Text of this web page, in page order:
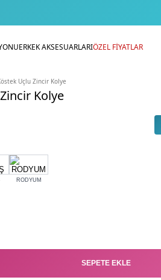
ERKEK AKSESUARLARIÖZEL FİYATLAR
Uçlu Zincir Kolye
Kolye
RODYUM
SEPETE EKLE